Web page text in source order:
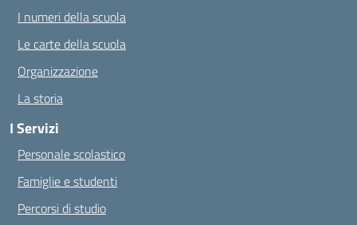
I numeri della scuola
Le carte della scuola
Organizzazione
La storia
I Servizi
Personale scolastico
Famiglie e studenti
Percorsi di studio